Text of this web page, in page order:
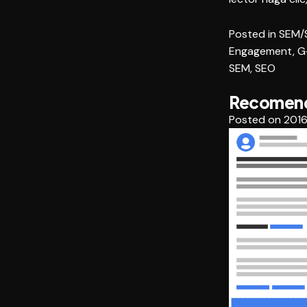
Posted in SEM/
Engagement,
SEM,SEO
Posted on